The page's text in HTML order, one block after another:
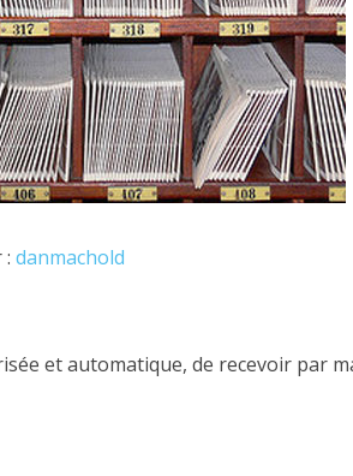
danmachold
et automatique, de recevoir par